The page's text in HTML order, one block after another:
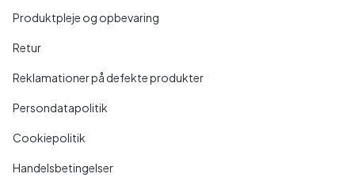
Produktpleje og opbevaring
Retur
Reklamationer på defekte produkter
Persondatapolitik
Cookiepolitik
Handelsbetingelser